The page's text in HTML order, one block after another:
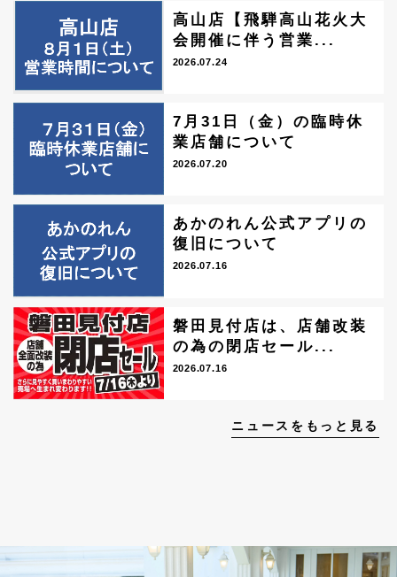
高山店【飛騨高山花火大
会開催に伴う営業...
2026.07.24
7月31日（金）の臨時休
業店舗について
2026.07.20
あかのれん公式アプリの
復旧について
2026.07.16
磐田見付店は、店舗改装
の為の閉店セール...
2026.07.16
ニュースをもっと見る